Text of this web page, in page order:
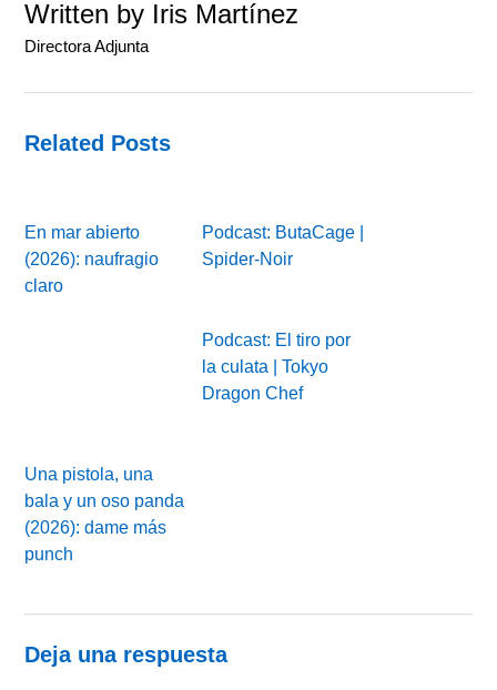
Written by Iris Martínez
Directora Adjunta
Related Posts
En mar abierto
(2026): naufragio
claro
Podcast: ButaCage |
Spider-Noir
Podcast: El tiro por
la culata | Tokyo
Dragon Chef
Una pistola, una
bala y un oso panda
(2026): dame más
punch
Deja una respuesta